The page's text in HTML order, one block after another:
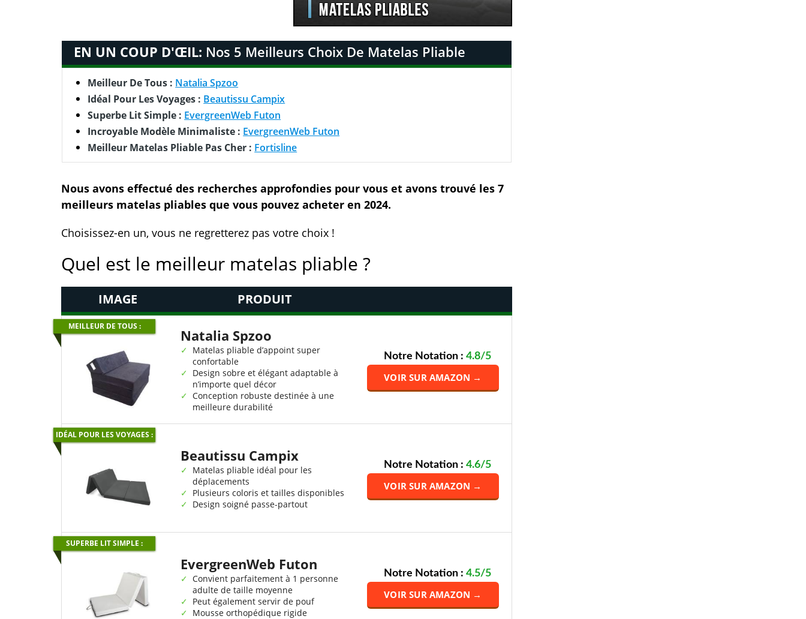
EN UN COUP D'ŒIL: Nos 5 Meilleurs Choix De Matelas Pliable
Meilleur De Tous : Natalia Spzoo
Idéal Pour Les Voyages : Beautissu Campix
Superbe Lit Simple : EvergreenWeb Futon
Incroyable Modèle Minimaliste : EvergreenWeb Futon
Meilleur Matelas Pliable Pas Cher : Fortisline
Nous avons effectué des recherches approfondies pour vous et avons trouvé les 7
meilleurs matelas pliables que vous pouvez acheter en 2024.
Choisissez-en un, vous ne regretterez pas votre choix !
Quel est le meilleur matelas pliable ?
IMAGE PRODUIT
MEILLEUR DE TOUS :
Natalia Spzoo
Matelas pliable d’appoint super
confortable
Design sobre et élégant adaptable à
n’importe quel décor
Conception robuste destinée à une
meilleure durabilité
Notre Notation : 4.8/5
VOIR SUR AMAZON →
IDÉAL POUR LES VOYAGES :
Beautissu Campix
Matelas pliable idéal pour les
déplacements
Plusieurs coloris et tailles disponibles
Design soigné passe-partout
Notre Notation : 4.6/5
VOIR SUR AMAZON →
SUPERBE LIT SIMPLE :
EvergreenWeb Futon
Convient parfaitement à 1 personne
adulte de taille moyenne
Peut également servir de pouf
Mousse orthopédique rigide
Notre Notation : 4.5/5
VOIR SUR AMAZON →